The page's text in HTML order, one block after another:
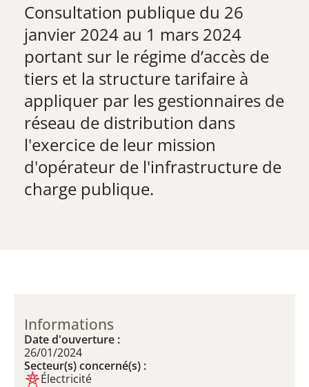
Consultation publique du 26
janvier 2024 au 1 mars 2024
​portant sur le régime d’accès de
tiers et la structure tarifaire à
appliquer par les gestionnaires de
réseau de distribution dans
l'exercice de leur mission
d'opérateur de l'infrastructure de
charge publique.
Informations
Date d'ouverture :
26/01/2024
Secteur(s) concerné(s) :
Électricité